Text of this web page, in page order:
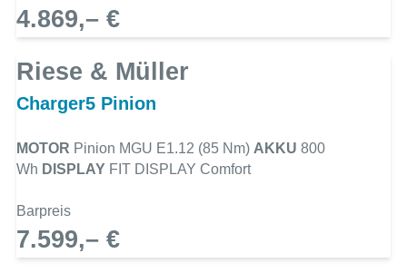
4.869,– €
Riese & Müller
Charger5 Pinion
MOTOR Pinion MGU E1.12 (85 Nm) AKKU 800
Wh DISPLAY FIT DISPLAY Comfort
Barpreis
7.599,– €